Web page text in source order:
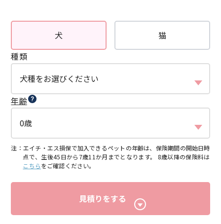
犬
猫
種類
年齢
注：エイチ・エス損保で加入できるペットの年齢は、保険期間の開始日時
点で、生後45日から7歳11か月までとなります。 8歳以降の保険料は
こちらをご確認ください。
見積りをする